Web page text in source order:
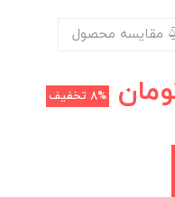
مقایسه محصول
8% تخفیف